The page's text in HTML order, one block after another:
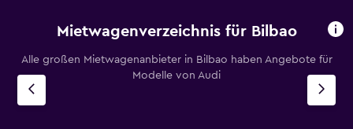
Mietwagenverzeichnis für Bilbao
Alle großen Mietwagenanbieter in Bilbao haben Angebote für
Modelle von Audi